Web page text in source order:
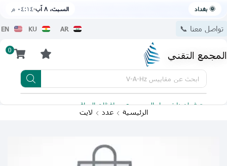
🌞 بغداد السبت، ٨ آب ٠٤:١٤ م
تواصل معنا 📞 AR
KU
EN
المجمع التقني 0
ابحث عن مقاييس V-A-Hz
يتوفر لدينا توصيل الى جميع محافظات العراق
الرئيسية عدد لايت